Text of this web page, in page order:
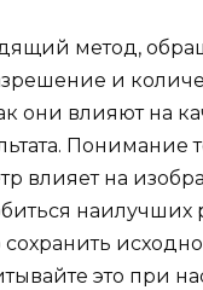
метод,
и
они влияют на
Понимание
влияет на
наилучших
это при